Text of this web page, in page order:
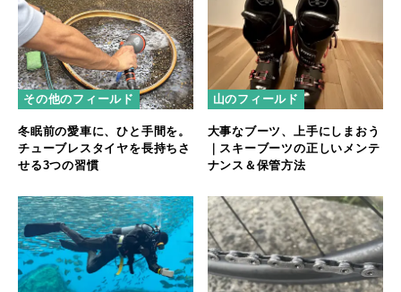
その他のフィールド
冬眠前の愛車に、ひと手間を。
チューブレスタイヤを長持ちさ
せる3つの習慣
山のフィールド
大事なブーツ、上手にしまおう
｜スキーブーツの正しいメンテ
ナンス＆保管方法